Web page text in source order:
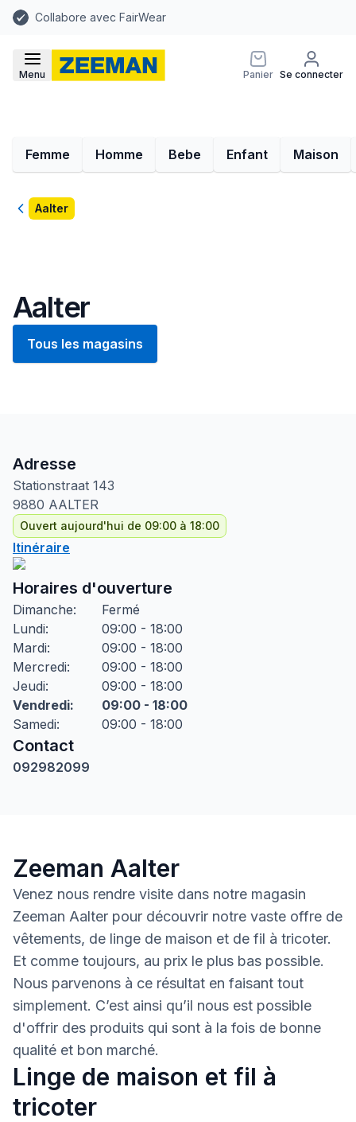
Collabore avec FairWear
Menu Panier Se connecter
Femme Homme Bebe Enfant Maison
RetourAalter
Aalter
Tous les magasins
Adresse
Stationstraat 143
9880 AALTER
Ouvert aujourd'hui de 09:00 à 18:00
Itinéraire
Horaires d'ouverture
Dimanche:
Fermé
Lundi:
09:00 - 18:00
Mardi:
09:00 - 18:00
Mercredi:
09:00 - 18:00
Jeudi:
09:00 - 18:00
Vendredi:
09:00 - 18:00
Samedi: 09:00 - 18:00
Contact
092982099
Zeeman Aalter
Venez nous rendre visite dans notre magasin
Zeeman Aalter pour découvrir notre vaste offre de
vêtements, de linge de maison et de fil à tricoter.
Et comme toujours, au prix le plus bas possible.
Nous parvenons à ce résultat en faisant tout
simplement. C’est ainsi qu’il nous est possible
d'offrir des produits qui sont à la fois de bonne
qualité et bon marché.
Linge de maison et fil à
tricoter